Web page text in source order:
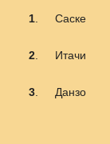
1 Саске
2 Итачи
3 Данзо